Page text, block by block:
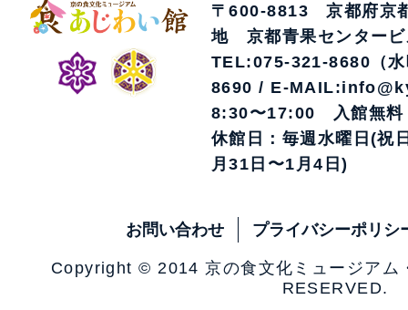
〒600-8813 京都府京
地 京都青果センタービ
TEL:075-321-8680（
8690 / E-
8:30〜17:00 入館無料
休館日：毎週水曜日(祝
月31日〜1月4日)
お問い合わせ プライバシーポリシ
Copyright © 2014 京の食文化ミュージア
RESERVED.